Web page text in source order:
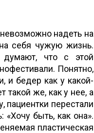
надеть на
себя чужую жизнь.
думают, что с этой
Понятно,
и бедер как у какой-
такой же, как у нее, а
пациентки перестали
«Хочу быть, как она».
пластическая